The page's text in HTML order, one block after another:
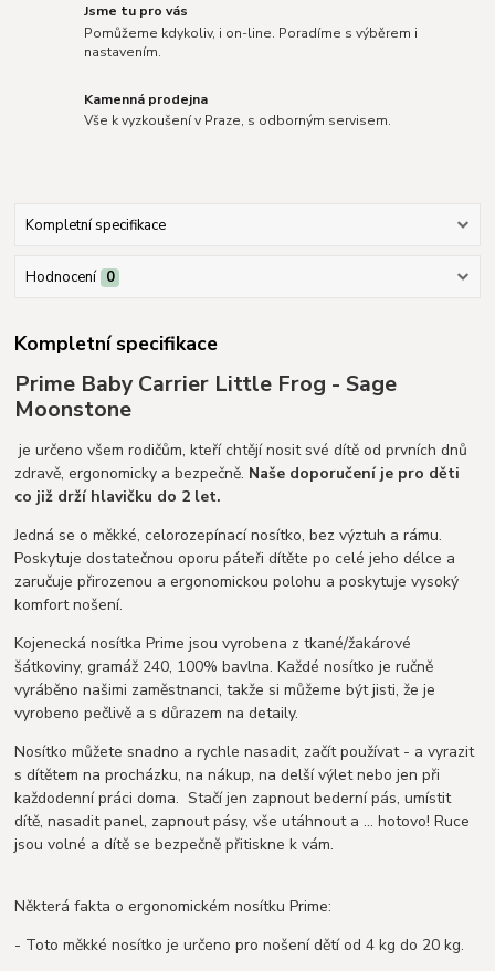
Jsme tu pro vás
Pomůžeme kdykoliv, i on-line. Poradíme s výběrem i
nastavením.
Kamenná prodejna
Vše k vyzkoušení v Praze, s odborným servisem.
Kompletní specifikace
Hodnocení 0
Kompletní specifikace
Prime Baby Carrier Little Frog - Sage
Moonstone
je určeno všem rodičům, kteří chtějí nosit své dítě od prvních dnů
zdravě, ergonomicky a bezpečně. Naše doporučení je pro děti
co již drží hlavičku do 2 let.
Jedná se o měkké, celorozepínací nosítko, bez výztuh a rámu.
Poskytuje dostatečnou oporu páteři dítěte po celé jeho délce a
zaručuje přirozenou a ergonomickou polohu a poskytuje vysoký
komfort nošení.
Kojenecká nosítka Prime jsou vyrobena z tkané/žakárové
šátkoviny, gramáž 240, 100% bavlna. Každé nosítko je ručně
vyráběno našimi zaměstnanci, takže si můžeme být jisti, že je
vyrobeno pečlivě a s důrazem na detaily.
Nosítko můžete snadno a rychle nasadit, začít používat - a vyrazit
s dítětem na procházku, na nákup, na delší výlet nebo jen při
každodenní práci doma. Stačí jen zapnout bederní pás, umístit
dítě, nasadit panel, zapnout pásy, vše utáhnout a ... hotovo! Ruce
jsou volné a dítě se bezpečně přitiskne k vám.
Některá fakta o ergonomickém nosítku Prime:
- Toto měkké nosítko je určeno pro nošení dětí od 4 kg do 20 kg.